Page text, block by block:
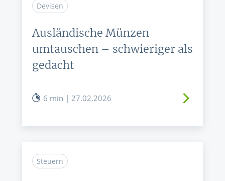
Devisen
Ausländische Münzen
umtauschen – schwieriger als
gedacht
6 min | 27.02.2026
Steuern